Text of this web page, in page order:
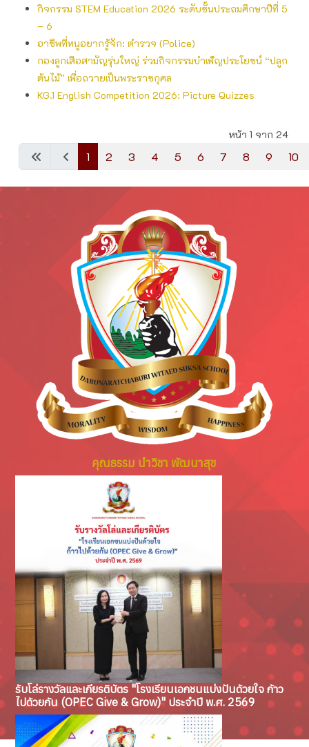
กิจกรรม STEM Education 2026 ระดับชั้นประถมศึกษาปีที่ 5
– 6
อาชีพที่หนูอยากรู้จัก: ตำรวจ (Police)
กองลูกเสือสามัญรุ่นใหญ่ ร่วมกิจกรรมบำเพ็ญประโยชน์ “ปลูก
ต้นไม้” เพื่อถวายเป็นพระราชกุศล
KG.1 English​ Competition​ 2026: Picture​ Quizzes​
หน้า 1 จาก 24
1 2 3 4 5 6 7 8 9 10
คุณธรรม นำวิชา พัฒนาสุข
รับโล่รางวัลและเกียรติบัตร "โรงเรียนเอกชนแบ่งปันด้วยใจ ก้าว
ไปด้วยกัน (OPEC Give & Grow)" ประจำปี พ.ศ. 2569